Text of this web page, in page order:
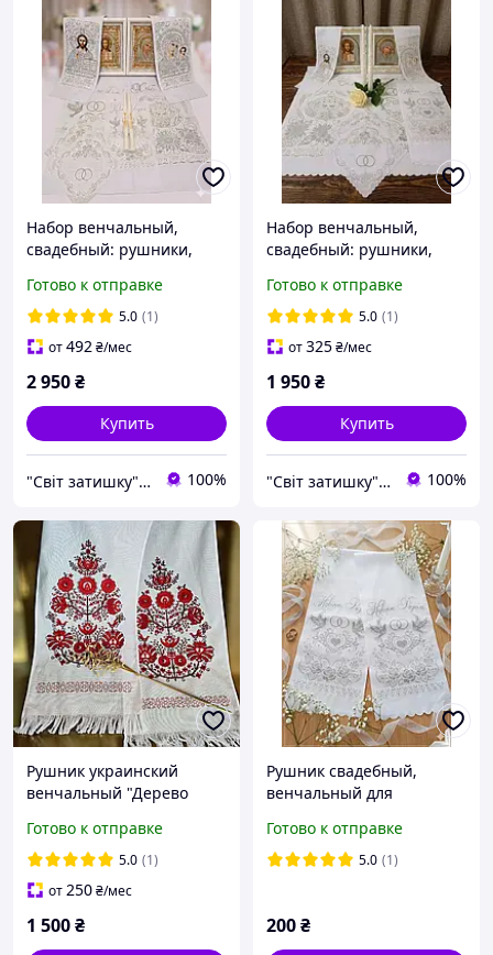
Набор венчальный,
свадебный: рушники,
Готово к отправке
5.0 (1)
от492₴/мес
2 950₴
Купить
"Світ затишку" интернет-магазин текстиля и швейной фурнитуры 100%
Набор венчальный,
свадебный: рушники,
Готово к отправке
5.0 (1)
от325₴/мес
1 950₴
Купить
"Світ затишку" интернет-магазин текстиля и швейной фурнитуры 100%
Рушник украинский
венчальный "Дерево
Готово к отправке
5.0 (1)
от250₴/мес
1 500₴
Рушник свадебный,
венчальный для
разом"
Готово к отправке
5.0 (1)
200₴